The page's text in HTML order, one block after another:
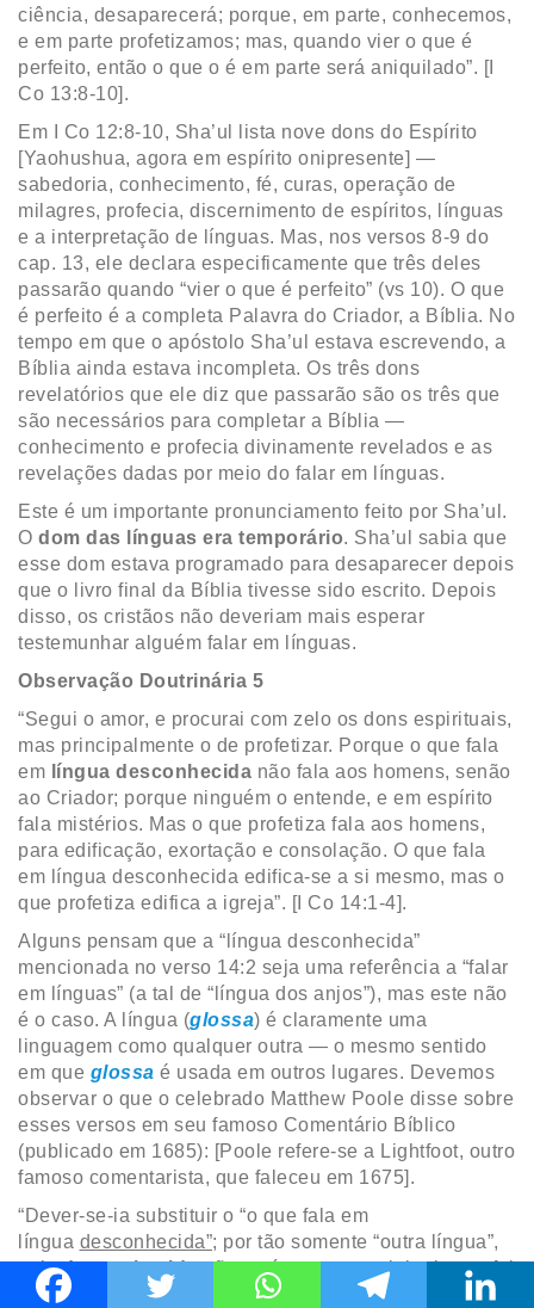
ciência, desaparecerá; porque, em parte, conhecemos,
e em parte profetizamos; mas, quando vier o que é
perfeito, então o que o é em parte será aniquilado”. [I
Co 13:8-10].
Em I Co 12:8-10, Sha’ul lista nove dons do Espírito
[Yaohushua, agora em espírito onipresente] —
sabedoria, conhecimento, fé, curas, operação de
milagres, profecia, discernimento de espíritos, línguas
e a interpretação de línguas. Mas, nos versos 8-9 do
cap. 13, ele declara especificamente que três deles
passarão quando “vier o que é perfeito” (vs 10). O que
é perfeito é a completa Palavra do Criador, a Bíblia. No
tempo em que o apóstolo Sha’ul estava escrevendo, a
Bíblia ainda estava incompleta. Os três dons
revelatórios que ele diz que passarão são os três que
são necessários para completar a Bíblia —
conhecimento e profecia divinamente revelados e as
revelações dadas por meio do falar em línguas.
Este é um importante pronunciamento feito por Sha’ul.
O dom das línguas era temporário. Sha’ul sabia que
esse dom estava programado para desaparecer depois
que o livro final da Bíblia tivesse sido escrito. Depois
disso, os cristãos não deveriam mais esperar
testemunhar alguém falar em línguas.
Observação Doutrinária 5
“Segui o amor, e procurai com zelo os dons espirituais,
mas principalmente o de profetizar. Porque o que fala
em língua desconhecida não fala aos homens, senão
ao Criador; porque ninguém o entende, e em espírito
fala mistérios. Mas o que profetiza fala aos homens,
para edificação, exortação e consolação. O que fala
em língua desconhecida edifica-se a si mesmo, mas o
que profetiza edifica a igreja”. [I Co 14:1-4].
Alguns pensam que a “língua desconhecida”
mencionada no verso 14:2 seja uma referência a “falar
em línguas” (a tal de “língua dos anjos”), mas este não
é o caso. A língua (glossa) é claramente uma
linguagem como qualquer outra — o mesmo sentido
em que glossa é usada em outros lugares. Devemos
observar o que o celebrado Matthew Poole disse sobre
esses versos em seu famoso Comentário Bíblico
(publicado em 1685): [Poole refere-se a Lightfoot, outro
famoso comentarista, que faleceu em 1675].
“Dever-se-ia substituir o “o que fala em
língua desconhecida”; por tão somente “outra língua”,
poisdesconhecidanão está no grego original, mas foi
necessariamente acrescentado pelos tradutores, pois